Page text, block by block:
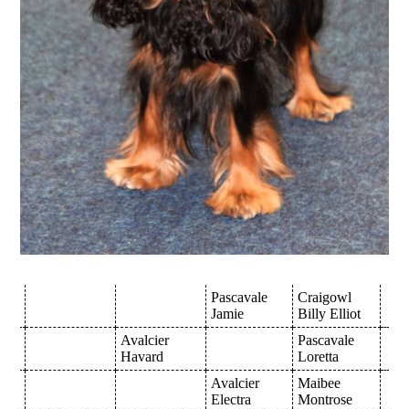
Pascavale
Jamie
Craigowl
Billy Elliot
Avalcier
Havard
Pascavale
Loretta
Avalcier
Electra
Maibee
Montrose